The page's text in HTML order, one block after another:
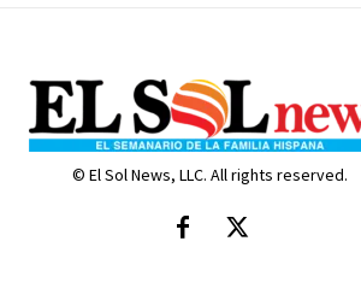
© El Sol News, LLC. All rights reserved.